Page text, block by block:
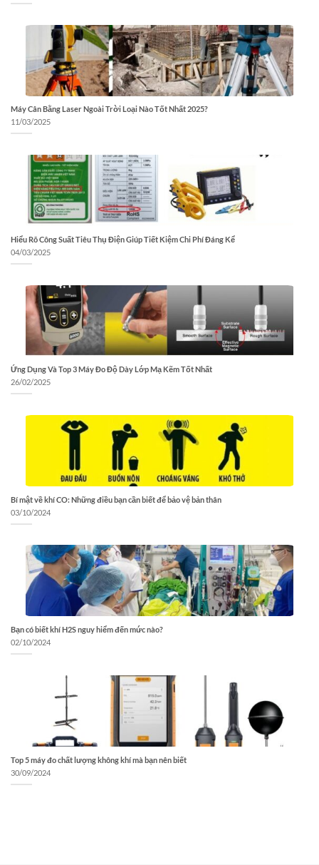
Máy Cân Bằng Laser Ngoài Trời Loại Nào Tốt Nhất 2025?
11/03/2025
Hiểu Rõ Công Suất Tiêu Thụ Điện Giúp Tiết Kiệm Chi Phí Đáng Kể
04/03/2025
Ứng Dụng Và Top 3 Máy Đo Độ Dày Lớp Mạ Kẽm Tốt Nhất
26/02/2025
Bí mật về khí CO: Những điều bạn cần biết để bảo vệ bản thân
03/10/2024
Bạn có biết khí H2S nguy hiểm đến mức nào?
02/10/2024
Top 5 máy đo chất lượng không khí mà bạn nên biết
30/09/2024